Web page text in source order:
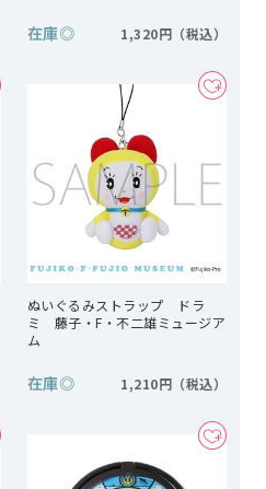
在庫◎ 1,320円
ぬいぐるみストラップ ドラ
ミ 藤子・F・不二雄ミュージア
ム
在庫◎ 1,210円